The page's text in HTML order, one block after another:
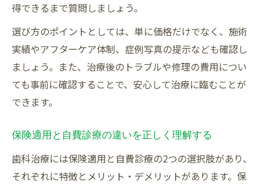
得できるまで質問しましょう。
選び方のポイントとしては、単に価格だけでなく、施術
実績やアフターケア体制、症例写真の提示なども確認し
ましょう。また、治療後のトラブルや修理の費用につい
ても事前に確認することで、安心して治療に臨むことが
できます。
保険適用と自費診療の違いを正しく理解する
歯科治療には保険適用と自費診療の2つの選択肢があり、
それぞれに特徴とメリット・デメリットがあります。保